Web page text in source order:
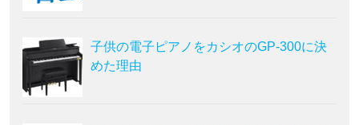
子供の電子ピアノをカシオのGP-300に決
めた理由